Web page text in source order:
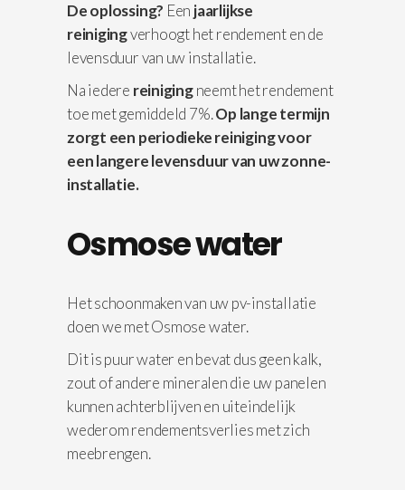
De oplossing? Een jaarlijkse
reinigingverhoogt het rendement en de
levensduur van uw installatie.
Na iedere reinigingneemt het rendement
toe met gemiddeld 7%.Op lange termijn
zorgt een periodieke reiniging voor
een langere levensduur van uw zonne-
installatie.
Osmose water
Het schoonmaken van uw pv-installatie
doen we met Osmose water.
Dit is puur water en bevat dus geen kalk,
zout of andere mineralen die uw panelen
kunnen achterblijven en uiteindelijk
wederom rendementsverlies met zich
meebrengen.